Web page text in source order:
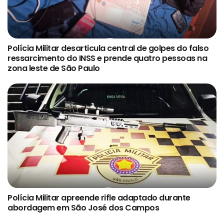
Polícia Militar desarticula central de golpes do falso
ressarcimento do INSS e prende quatro pessoas na
zona leste de São Paulo
Polícia Militar apreende rifle adaptado durante
abordagem em São José dos Campos